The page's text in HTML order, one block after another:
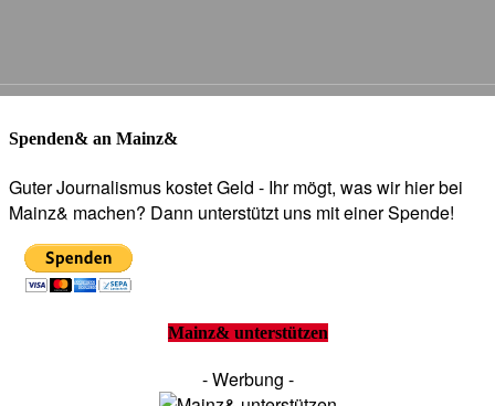
Spenden& an Mainz&
Guter Journalismus kostet Geld - Ihr mögt, was wir hier bei
Mainz& machen? Dann unterstützt uns mit einer Spende!
Mainz& unterstützen
- Werbung -